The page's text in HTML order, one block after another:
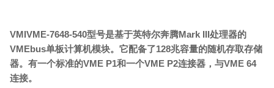
VMIVME-7648-540型号是基于英特尔奔腾Mark III处理器的
VMEbus单板计算机模块。它配备了128兆容量的随机存取存储
器。有一个标准的VME P1和一个VME P2连接器，与VME 64
连接。